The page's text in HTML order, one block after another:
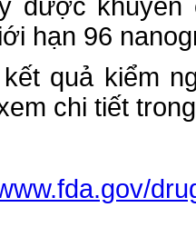
được
hạn 96
quả kiểm
chi tiết